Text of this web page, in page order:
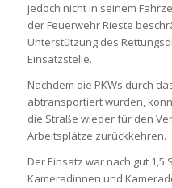
jedoch nicht in seinem
der Feuerwehr Rieste
Unterstützung des
Einsatzstelle.
Nachdem die PKWs durch
abtransportiert wurden,
die Straße wieder für den
Arbeitsplätze zurückkehren.
Der Einsatz war nach gut
Kameradinnen und